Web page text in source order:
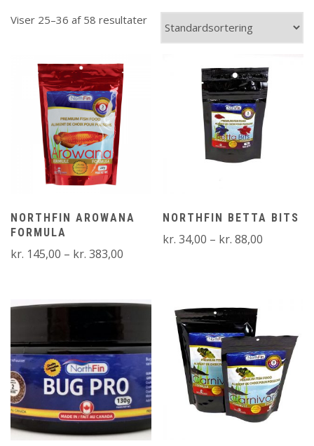
Viser 25–36 af 58 resultater
NORTHFIN AROWANA
FORMULA
kr. 145,00 – kr. 383,00
kr. 383,00
NORTHFIN BETTA BITS
kr. 34,00 – kr. 88,00